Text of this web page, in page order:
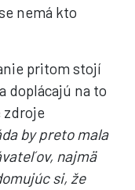
nemá kto
pritom stojí
doplácajú na to
zdroje
by preto mala
najmä
si, že